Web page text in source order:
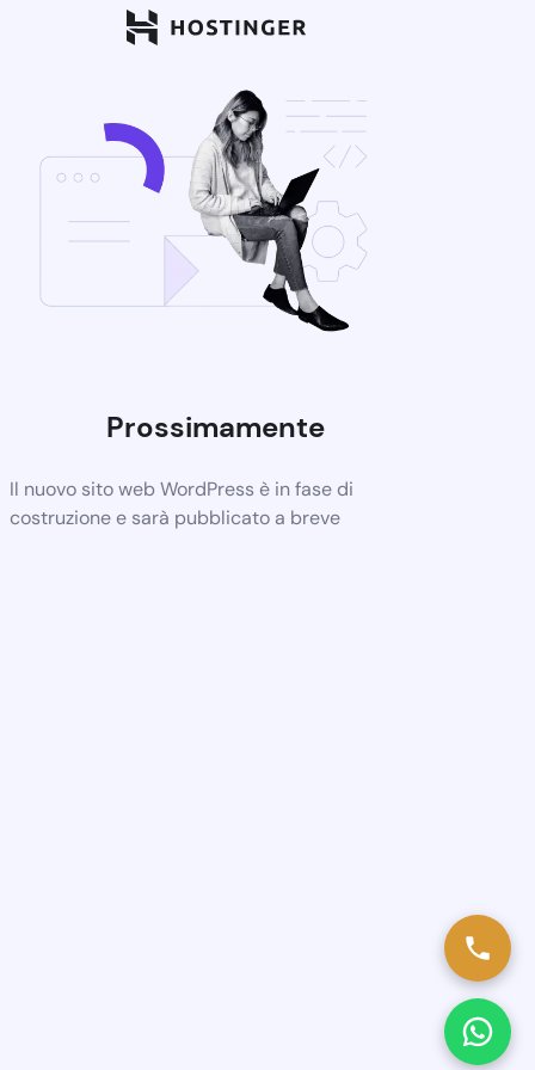
Prossimamente
Il nuovo sito web WordPress è in fase di
costruzione e sarà pubblicato a breve